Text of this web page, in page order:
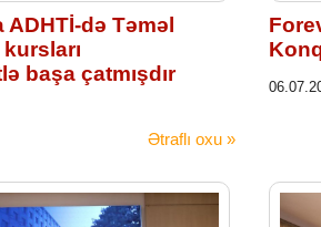
də Təməl
başa çatmışdır
Ətraflı oxu »